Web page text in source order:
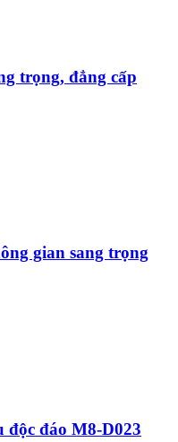
trọng, đẳng cấp
gian sang trọng
đáo M8-D023